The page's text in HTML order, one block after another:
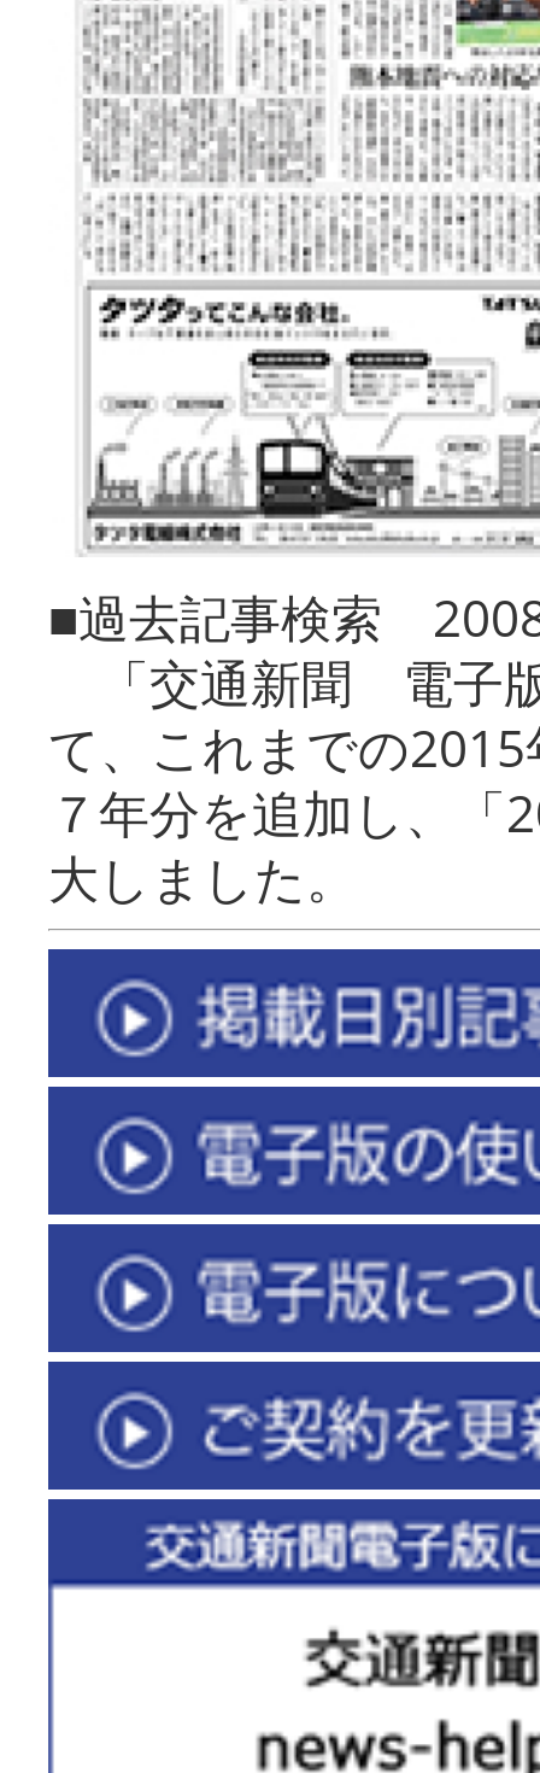
■過去記事検索
「交通新聞 電子
て、これまでの
７年分を追加し、「
大しまし